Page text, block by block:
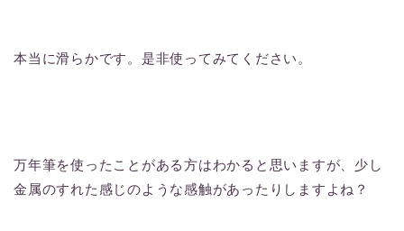
本当に滑らかです。是非使ってみてください。
万年筆を使ったことがある方はわかると思いますが、少し
金属のすれた感じのような感触があったりしますよね？